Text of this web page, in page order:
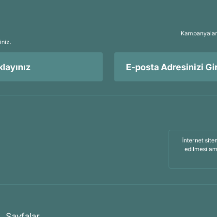
İnternet
edilmesi